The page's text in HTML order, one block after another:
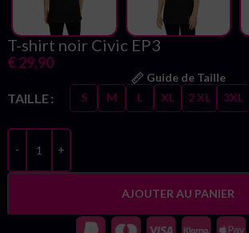
T-shirt noir Civic EP3
€29,90
Guide de Taille
TAILLE S M L XL 2 XL 3XL
AJOUTER AU PANIER